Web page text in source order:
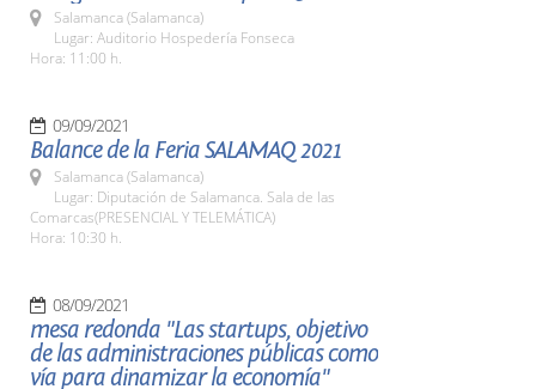
Salamanca (Salamanca)
Lugar: Auditorio Hospedería Fonseca
Hora: 11:00 h.
09/09/2021
Balance de la Feria SALAMAQ 2021
Salamanca (Salamanca)
Lugar: Diputación de Salamanca. Sala de las
Comarcas(PRESENCIAL Y TELEMÁTICA)
Hora: 10:30 h.
08/09/2021
mesa redonda "Las startups, objetivo
de las administraciones públicas como
vía para dinamizar la economía"